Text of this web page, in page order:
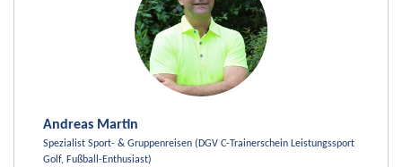
Andreas Martin
Spezialist Sport- & Gruppenreisen (DGV C-Trainerschein Leistungssport
Golf, Fußball-Enthusiast)